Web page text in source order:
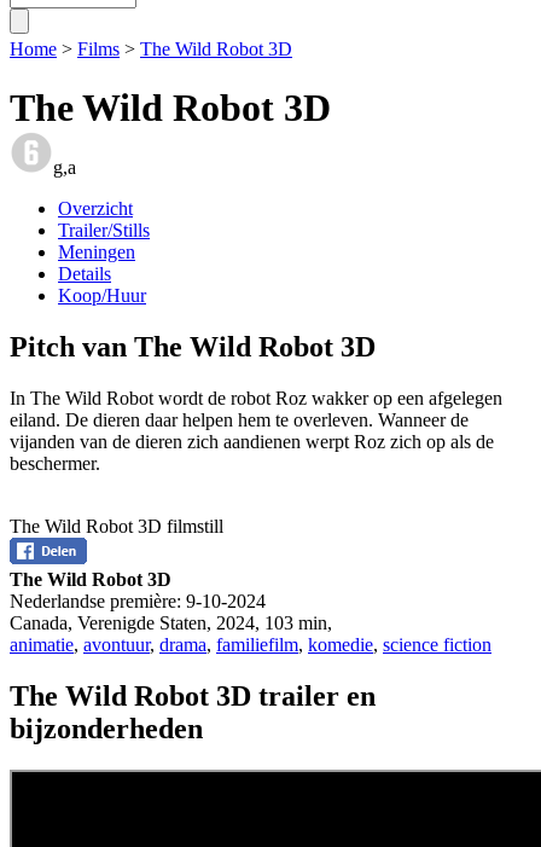
Home > Films > The Wild Robot 3D
The Wild Robot 3D
g,a
Overzicht
Trailer/Stills
Meningen
Details
Koop/Huur
Pitch van The Wild Robot 3D
In The Wild Robot wordt de robot Roz wakker op een afgelegen
eiland. De dieren daar helpen hem te overleven. Wanneer de
vijanden van de dieren zich aandienen werpt Roz zich op als de
beschermer.
The Wild Robot 3D filmstill
The Wild Robot 3D
Nederlandse première: 9-10-2024
Canada, Verenigde Staten, 2024, 103 min,
animatie, avontuur, drama, familiefilm, komedie, science fiction
The Wild Robot 3D trailer en
bijzonderheden